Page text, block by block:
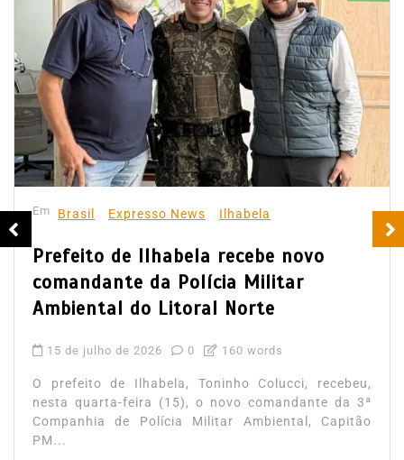
Em Brasil Expresso News Ilhabela
Prefeito de Ilhabela recebe novo
comandante da Polícia Militar
Ambiental do Litoral Norte
15 de julho de 2026 0 160 words
O prefeito de Ilhabela, Toninho Colucci, recebeu,
nesta quarta-feira (15), o novo comandante da 3ª
Companhia de Polícia Militar Ambiental, Capitão
PM...